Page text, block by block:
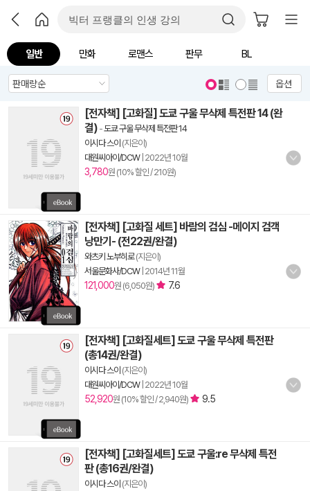
일반 만화 로맨스 판무 BL
옵션
[전자책] [고화질] 도쿄 구울 무삭제 특전판 14 (완
결) -도쿄 구울 무삭제 특전판 14
이시다 스이 (지은이)
대원씨아이/DCW| 2022년 10월
3,780원 (10% 할인 / 210원)
[전자책] [고화질 세트] 바람의 검심 -메이지 검객
낭만기- (전22권/완결)
와츠키 노부히로(지은이)
서울문화사/DCW| 2014년 11월
121,000원 (6,050원) 7.6
[전자책] [고화질세트] 도쿄 구울 무삭제 특전판
(총14권/완결)
이시다 스이 (지은이)
대원씨아이/DCW| 2022년 10월
52,920원 (10% 할인 / 2,940원) 9.5
[전자책] [고화질세트] 도쿄 구울:re 무삭제 특전
판 (총16권/완결)
이시다 스이 (지은이)